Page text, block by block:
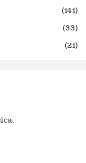
(141)
(33)
(21)